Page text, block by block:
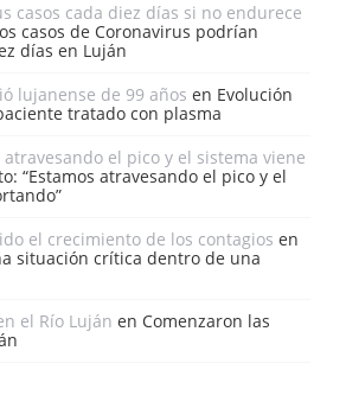
casos cada diez días si no endurece
casos de Coronavirus podrían
días en Luján
lujanense de 99 años en Evolución
tratado con plasma
atravesando el pico y el sistema viene
“Estamos atravesando el pico y el
el crecimiento de los contagios en
situación crítica dentro de una
el Río Luján en Comenzaron las